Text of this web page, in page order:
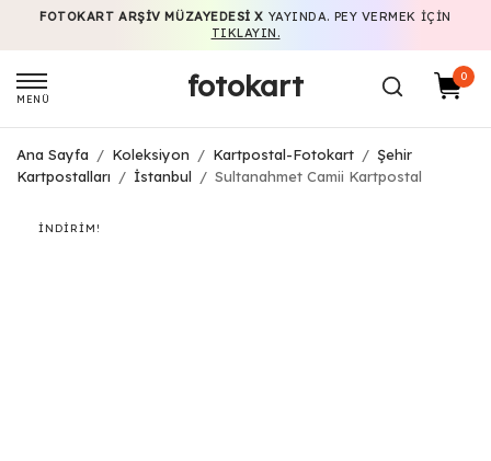
FOTOKART ARŞIV MÜZAYEDESI X YAYINDA. PEY VERMEK IÇIN
TIKLAYIN.
MENÜ fotokart 0
Ana Sayfa / Koleksiyon / Kartpostal-Fotokart / Şehir
Kartpostalları
/ İstanbul / Sultanahmet Camii Kartpostal
İNDIRIM!